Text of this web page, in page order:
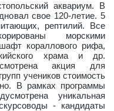
аквариум. В
свое 120-летие. 5
рептилий. Все
морскими
кораллового рифа,
храма и др.
акция для
учеников стоимость
В рамках программы
уникальная
- кандидаты